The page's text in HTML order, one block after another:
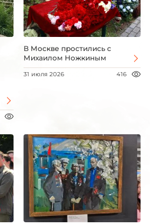
В Москве простились с
Михаилом Ножкиным
31 июля 2026 416